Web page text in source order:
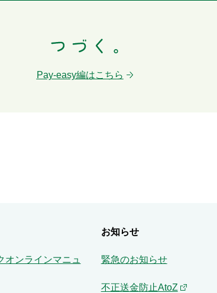
Pay-easy編はこちら
オンラインマニュ
お知らせ
緊急のお知らせ
不正送金防止AtoZ